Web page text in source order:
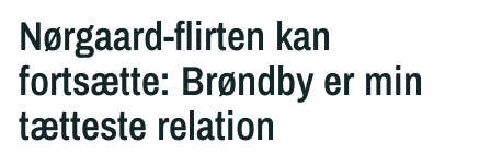
Nørgaard-flirten kan
fortsætte: Brøndby er min
tætteste relation